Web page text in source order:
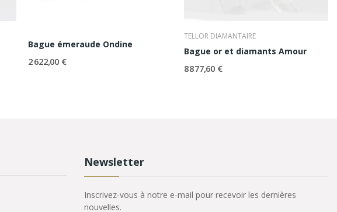
Bague émeraude Ondine
2 622,00 €
TELLOR DIAMANTAIRE
Bague or et diamants Amour
8 877,60 €
Newsletter
Inscrivez-vous à notre e-mail pour recevoir les dernières
nouvelles.